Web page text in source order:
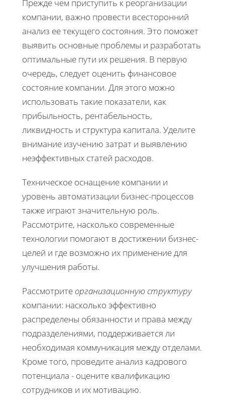
Прежде чем приступить к реорганизации
компании, важно провести всесторонний
анализ ее текущего состояния. Это поможет
выявить основные проблемы и разработать
оптимальные пути их решения. В первую
очередь, следует оценить финансовое
состояние компании. Для этого можно
использовать такие показатели, как
прибыльность, рентабельность,
ликвидность и структура капитала. Уделите
внимание изучению затрат и выявлению
неэффективных статей расходов.
Техническое оснащение компании и
уровень автоматизации бизнес-процессов
также играют значительную роль.
Рассмотрите, насколько современные
технологии помогают в достижении бизнес-
целей и где возможно их применение для
улучшения работы.
Рассмотритеорганизационную структуру
компании: насколько эффективно
распределены обязанности и права между
подразделениями, поддерживается ли
необходимая коммуникация между отделами.
Кроме того, проведите анализ кадрового
потенциала - оцените квалификацию
сотрудников и их мотивацию.